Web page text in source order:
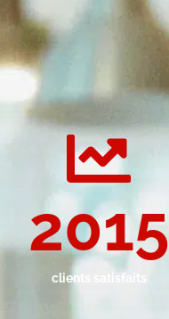
2015
clients satisfaits